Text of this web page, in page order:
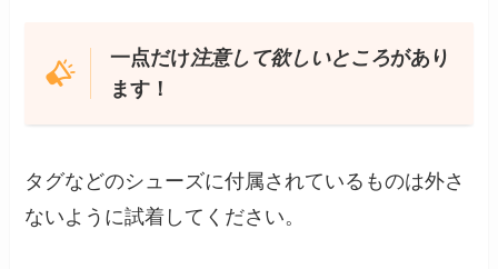
一点だけ注意して欲しいところがあり
ます！
タグなどのシューズに付属されているものは外さ
ないように試着してください。